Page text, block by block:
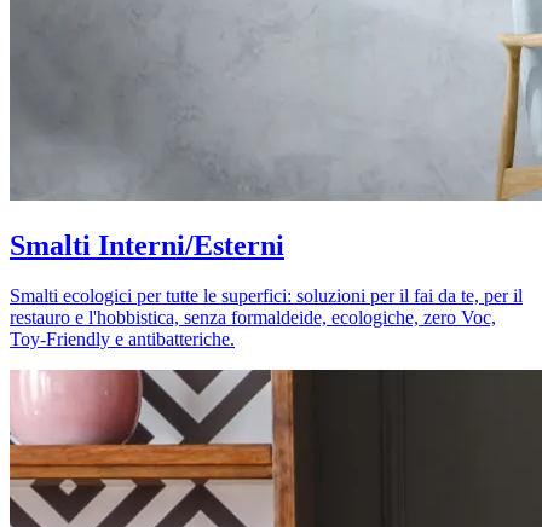
Smalti Interni/Esterni
Smalti ecologici per tutte le superfici: soluzioni per il fai da te, per il
restauro e l'hobbistica, senza formaldeide, ecologiche, zero Voc,
Toy-Friendly e antibatteriche.